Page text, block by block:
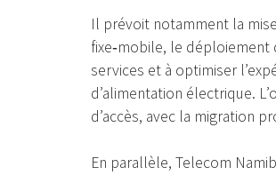
Il prévoit notamment la
fixe‑mobile, le déploiement
services et à optimiser
d’alimentation électrique.
d’accès, avec la migration
En parallèle, Telecom